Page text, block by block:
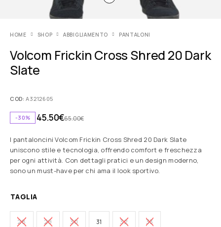
HOME SHOP ABBIGLIAMENTO PANTALONI
Volcom Frickin Cross Shred 20 Dark
Slate
COD:A3212605
-30% 65.00€
45.50€
I pantaloncini Volcom Frickin Cross Shred 20 Dark Slate
uniscono stile e tecnologia, offrendo comfort e freschezza
per ogni attività. Con dettagli pratici e un design moderno,
sono un must-have per chi ama il look sportivo.
TAGLIA
28 29 30 31 32 33